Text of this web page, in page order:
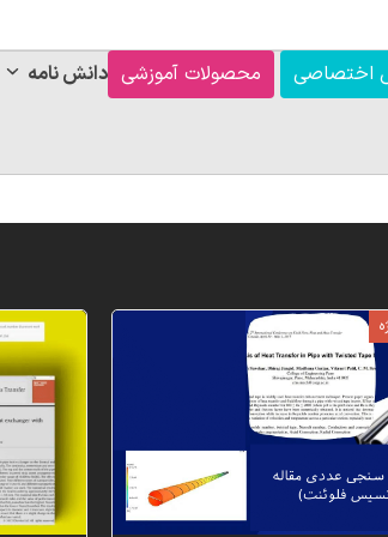
دانش نامه محصولات آموزشی اختصاصی